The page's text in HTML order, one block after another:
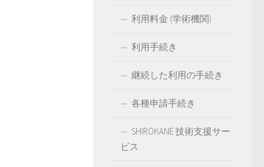
利用料金 (学術機関)
利用手続き
継続した利用の手続き
各種申請手続き
SHIROKANE 技術支援サー
ビス